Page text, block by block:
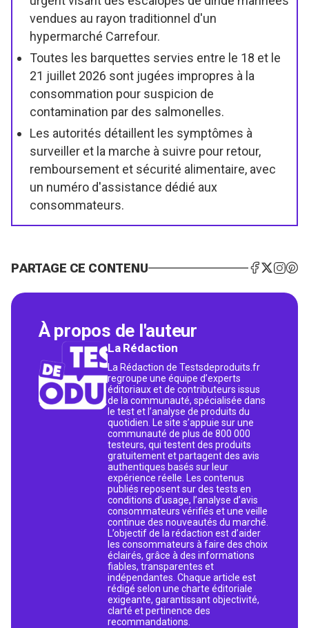
vendues au rayon traditionnel d'un
hypermarché Carrefour.
Toutes les barquettes servies entre le 18 et le
21 juillet 2026 sont jugées impropres à la
consommation pour suspicion de
contamination par des salmonelles.
Les autorités détaillent les symptômes à
surveiller et la marche à suivre pour retour,
remboursement et sécurité alimentaire, avec
un numéro d'assistance dédié aux
consommateurs.
PARTAGE CE CONTENU
À propos de l'auteur
La Rédaction
La Rédaction de Testsdeproduits.fr
regroupe une équipe d’experts
éditoriaux et de contributeurs issus
de la communauté, spécialisée dans
le test et l’analyse de produits du
quotidien. Le site s’appuie sur une
communauté de plus de 800 000
testeurs, qui testent des produits
gratuitement et partagent des avis
authentiques basés sur leur
expérience réelle. Les contenus
publiés reposent sur des tests en
conditions d’usage, l’analyse d’avis
consommateurs vérifiés et une veille
continue des nouveautés du marché.
L’objectif de la rédaction est d’aider
les consommateurs à faire des choix
éclairés, grâce à des informations
fiables, transparentes et
indépendantes. Chaque article est
rédigé selon une charte éditoriale
exigeante, garantissant objectivité,
clarté et pertinence des
recommandations.